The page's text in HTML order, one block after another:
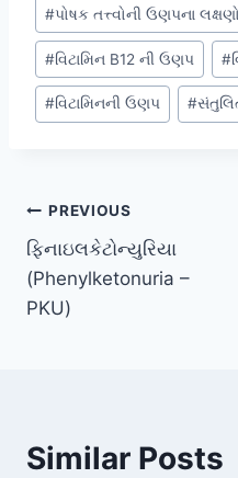
#પોષક તત્ત્વોની ઉણપના લક્ષણો
#વિટામિન B12 ની ઉણપ #
#વિટામિનની ઉણપ #
Post
navigation
PREVIOUS
ફિનાઇલકેટોન્યુરિયા
(Phenylketonuria –
PKU)
Similar Posts